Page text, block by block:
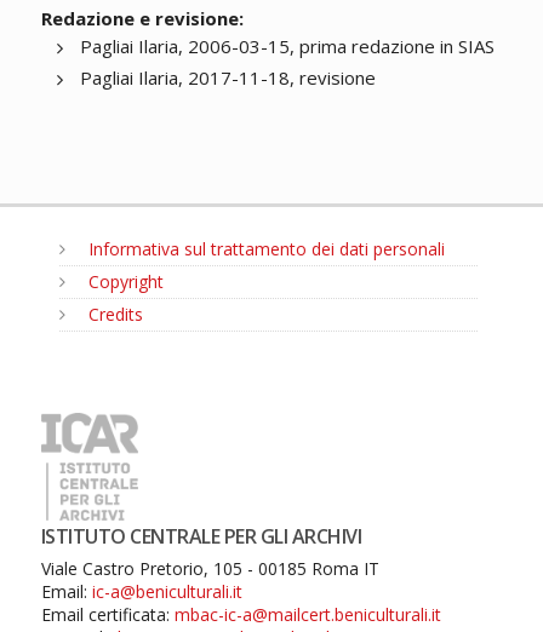
Redazione e revisione:
Pagliai Ilaria, 2006-03-15, prima redazione in SIAS
Pagliai Ilaria, 2017-11-18, revisione
Informativa sul trattamento dei dati personali
Copyright
Credits
ISTITUTO CENTRALE PER GLI ARCHIVI
Viale Castro Pretorio, 105 - 00185 Roma IT
Email: ic-a@beniculturali.it
Email certificata: mbac-ic-a@mailcert.beniculturali.it